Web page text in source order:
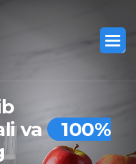
va
100%